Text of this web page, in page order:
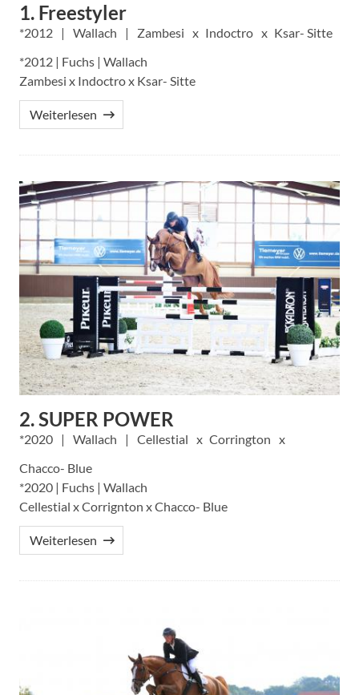
1. Freestyler
2012 Wallach Zambesi Indoctro
Ksar- Sitte
*2012 | Fuchs | Wallach
Zambesi x Indoctro x Ksar- Sitte
Weiterlesen
2. SUPER POWER
2020 Wallach Cellestial
Corrington
Chacco- Blue
*2020 | Fuchs | Wallach
Cellestial x Corrignton x Chacco- Blue
Weiterlesen